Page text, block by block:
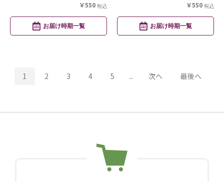
￥550 税込
お届け時期一覧
￥550 税込
お届け時期一覧
1 2 3 4 5 ... 次へ 最後へ